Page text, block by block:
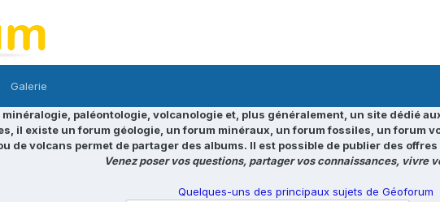
Galerie
paléontologie, volcanologie et, plus généralement, un site dédié
il existe un forum géologie, un forum minéraux, un forum fossiles, un forum
de volcans permet de partager des albums. Il est possible de publier des
Venez poser vos questions, partager vos connaissances, vivre
Quelques-uns des principaux sujets de Géoforum